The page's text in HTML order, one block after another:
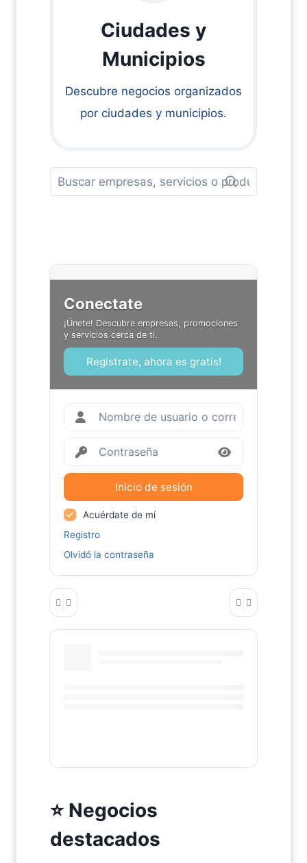
Ciudades y
Municipios
Descubre negocios organizados
por ciudades y municipios.
Conectate
¡Únete! Descubre empresas, promociones
y servicios cerca de ti.
Registrate, ahora es gratis!
Inicio de sesión
Acuérdate de mí
Registro
Olvidó la contraseña
⭐ Negocios
destacados